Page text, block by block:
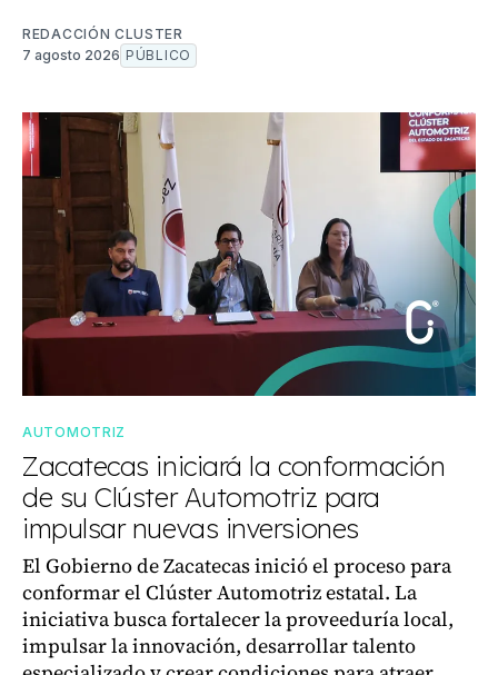
REDACCIÓN CLUSTER
7 agosto 2026 PÚBLICO
AUTOMOTRIZ
Zacatecas iniciará la conformación
de su Clúster Automotriz para
impulsar nuevas inversiones
El Gobierno de Zacatecas inició el proceso para
conformar el Clúster Automotriz estatal. La
iniciativa busca fortalecer la proveeduría local,
impulsar la innovación, desarrollar talento